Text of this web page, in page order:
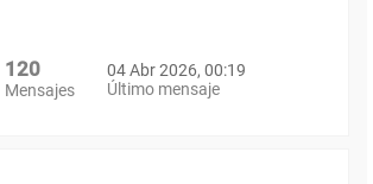
120
Mensajes
04 Abr 2026, 00:19
Último mensaje